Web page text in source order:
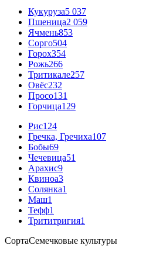
Кукуруза5 037
Пшеница2 059
Ячмень853
Сорго504
Горох354
Рожь266
Тритикале257
Овёс232
Просо131
Горчица129
Рис124
Гречка, Гречиха107
Бобы69
Чечевица51
Арахис9
Квиноа3
Солянка1
Маш1
Тефф1
Трититригия1
СортаСемечковые культуры